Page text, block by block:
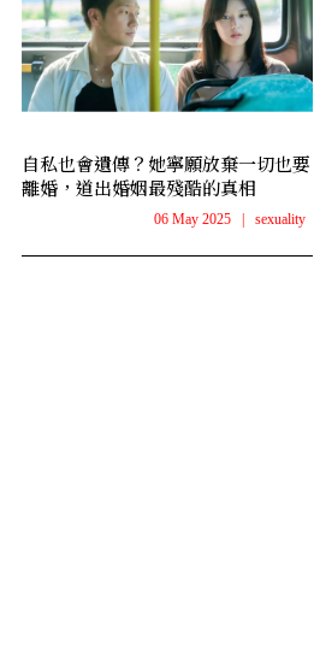
自私也會遺傳？她寧願放棄一切也要
離婚，道出婚姻最殘酷的真相
06 May 2025 sexuality